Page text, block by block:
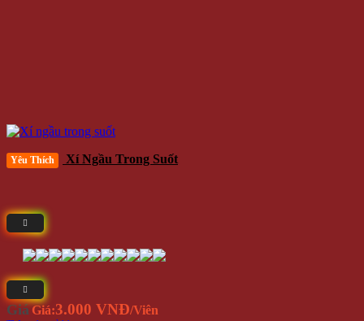
Yêu Thích Xí Ngầu Trong Suốt
Giá Giá:3.000 VNĐ/Viên